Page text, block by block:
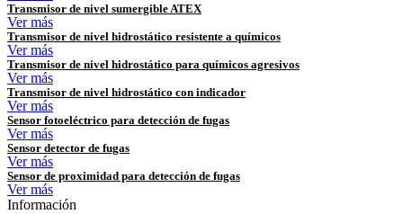
Transmisor de nivel sumergible ATEX
Ver más
Transmisor de nivel hidrostático resistente a químicos
Ver más
Transmisor de nivel hidrostático para químicos agresivos
Ver más
Transmisor de nivel hidrostático con indicador
Ver más
Sensor fotoeléctrico para detección de fugas
Ver más
Sensor detector de fugas
Ver más
Sensor de proximidad para detección de fugas
Ver más
Información